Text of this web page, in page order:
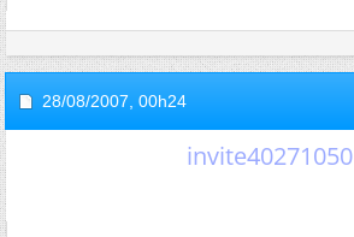
28/08/2007, 00h24
invite40271050